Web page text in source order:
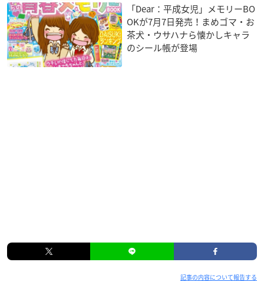
「Dear：平成女児」メモリーBO
OKが7月7日発売！まめゴマ・お
茶犬・ウサハナら懐かしキャラ
のシール帳が登場
記事の内容について報告する